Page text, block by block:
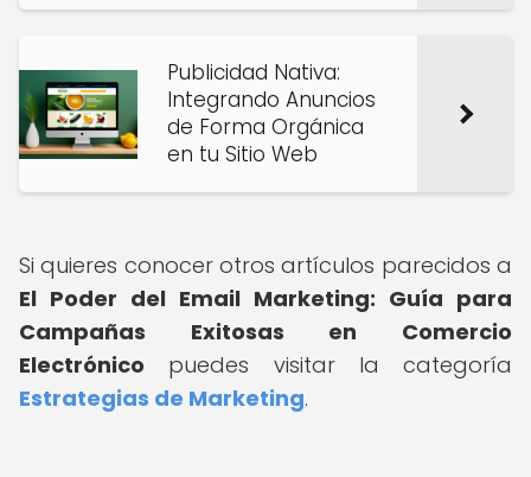
Publicidad Nativa:
Integrando Anuncios
de Forma Orgánica
en tu Sitio Web
Si quieres conocer otros artículos parecidos a
El Poder del Email Marketing: Guía para
Campañas Exitosas en Comercio
Electrónico puedes visitar la categoría
Estrategias de Marketing.